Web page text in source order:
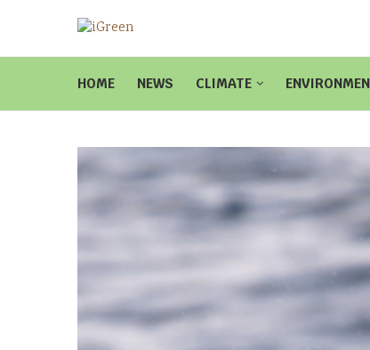
HOME NEWS CLIMATE